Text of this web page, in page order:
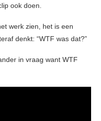
ook doen.
werk zien, het is een
denkt: “WTF was dat?”
in vraag want WTF